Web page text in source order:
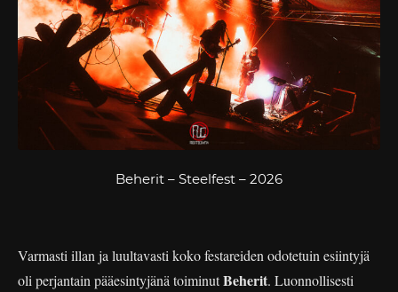
Beherit – Steelfest – 2026
Varmasti illan ja luultavasti koko festareiden odotetuin esiintyjä
oli perjantain pääesintyjänä toiminutBeherit. Luonnollisesti